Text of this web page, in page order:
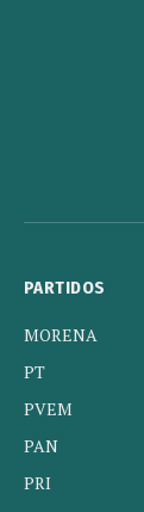
PARTIDOS
MORENA
PT
PVEM
PAN
PRI